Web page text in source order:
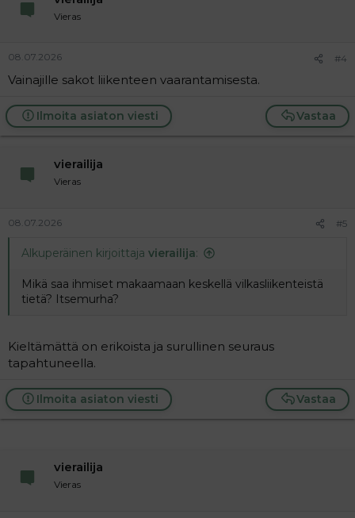
Vieras
08.07.2026 #4
Vainajille sakot liikenteen vaarantamisesta.
Vastaa
Ilmoita asiaton viesti
vierailija
Vieras
08.07.2026 #5
Alkuperäinen kirjoittaja vierailija:
Mikä saa ihmiset makaamaan keskellä vilkasliikenteistä
tietä? Itsemurha?
Kieltämättä on erikoista ja surullinen seuraus
tapahtuneella.
Vastaa
Ilmoita asiaton viesti
vierailija
Vieras